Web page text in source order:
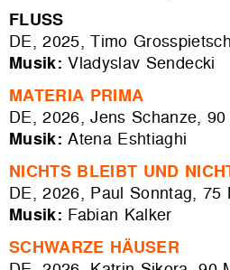
FLUSS
DE, 2025, Timo
Musik: Vladyslav Sendecki
MATERIA PRIMA
DE, 2026, Jens Schanze,
Musik:Atena Eshtiaghi
NICHTS BLEIBT UND
DE, 2026, Paul Sonntag, 75
Musik: Fabian Kalker
SCHWARZE HÄUSER